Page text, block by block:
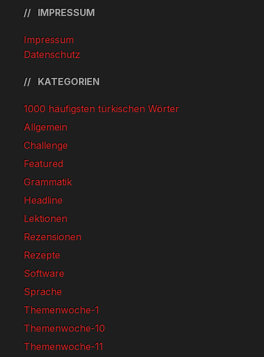
IMPRESSUM
Impressum
Datenschutz
KATEGORIEN
1000 häufigsten türkischen Wörter
Allgemein
Challenge
Featured
Grammatik
Headline
Lektionen
Rezensionen
Rezepte
Software
Sprache
Themenwoche-1
Themenwoche-10
Themenwoche-11